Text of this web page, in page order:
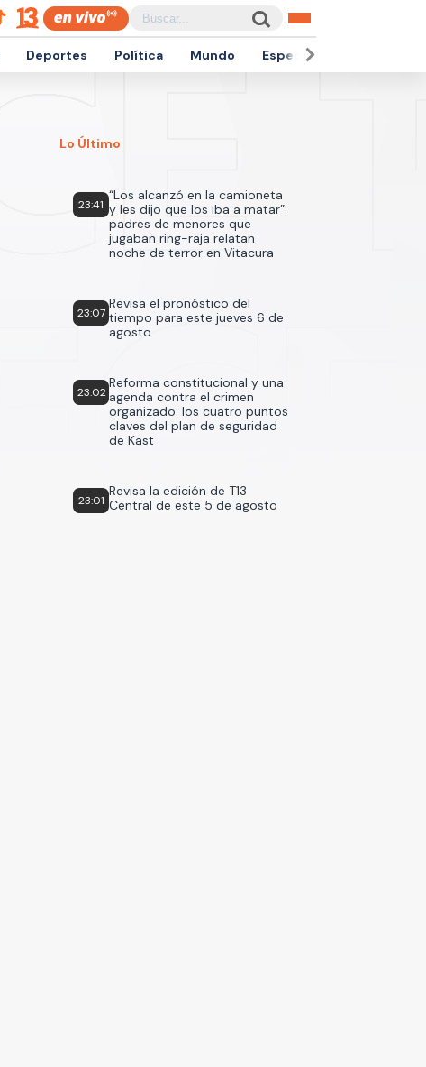
Deportes Política Mundo Espectáculos
Lo Último
23:41
“Los alcanzó en la camioneta
y les dijo que los iba a matar”:
padres de menores que
jugaban ring-raja relatan
noche de terror en Vitacura
23:07
Revisa el pronóstico del
tiempo para este jueves 6 de
agosto
23:02
Reforma constitucional y una
agenda contra el crimen
organizado: los cuatro puntos
claves del plan de seguridad
de Kast
23:01
Revisa la edición de T13
Central de este 5 de agosto